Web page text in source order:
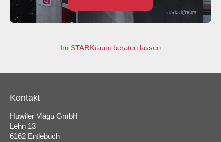
Im STARKraum beraten lassen
Kontakt
Huwiler Mägu GmbH
Lehn 13
6162 Entlebuch